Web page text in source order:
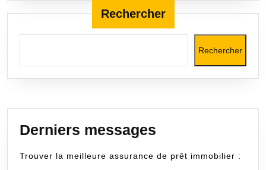
Rechercher
Rechercher
Derniers messages
Trouver la meilleure assurance de prêt immobilier :